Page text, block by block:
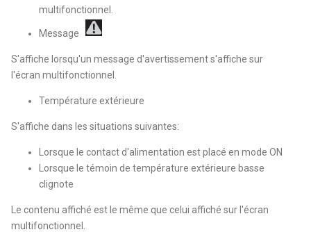
multifonctionnel.
Message
S'affiche lorsqu'un message d'avertissement s'affiche sur
l'écran multifonctionnel.
Température extérieure
S'affiche dans les situations suivantes:
Lorsque le contact d'alimentation est placé en mode ON
Lorsque le témoin de température extérieure basse
clignote
Le contenu affiché est le même que celui affiché sur l'écran
multifonctionnel.